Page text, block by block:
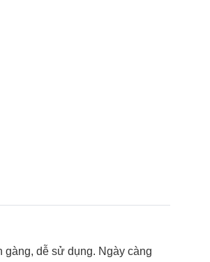
dễ sử dụng. Ngày càng